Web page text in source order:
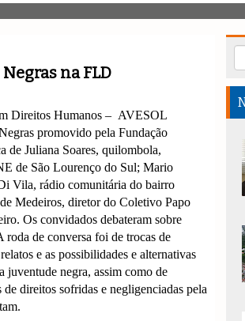
na FLD
Direitos Humanos – AVESOL
promovido pela Fundação
de Juliana Soares, quilombola,
de São Lourenço do Sul; Mario
Vila, rádio comunitária do bairro
Medeiros, diretor do Coletivo Papo
Os convidados debateram sobre
roda de conversa foi de trocas de
e as possibilidades e alternativas
negra, assim como de
direitos sofridas e negligenciadas pela